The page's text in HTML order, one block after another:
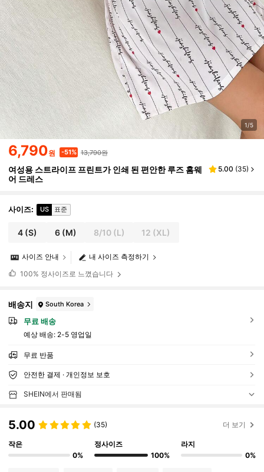
1/5
6,790원 -51% 13,790원
여성용 스트라이프 프린트가 인쇄 된 편안한 루즈 홈웨
어 드레스
5.00 (35)
사이즈: US 표준
4 (S) 6 (M) 8/10(L) 12 (XL)
내 사이즈 측정하기
사이즈 안내
100% 정사이즈로 느꼈습니다
배송지 South Korea
무료 배송
예상 배송: 2-5 영업일
무료 반품
안전한 결제 · 개인정보 보호
SHEIN에서 판매됨
5.00 (35) 더 보기
작은
0%
정사이즈
100%
라지
0%